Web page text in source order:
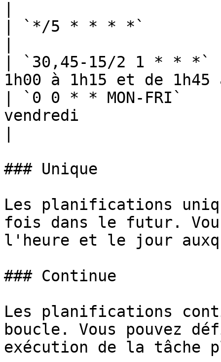
| `*/5 * * * *`        |
| `30,45-15/2 1 * * *`
1h00 à 1h15 et de
| `0 0 * * MON-FRI`
vendredi
### Unique
Les planifications
fois dans le futur.
l'heure et le jour
### Continue
Les planifications
boucle. Vous pouvez
exécution de la tâche